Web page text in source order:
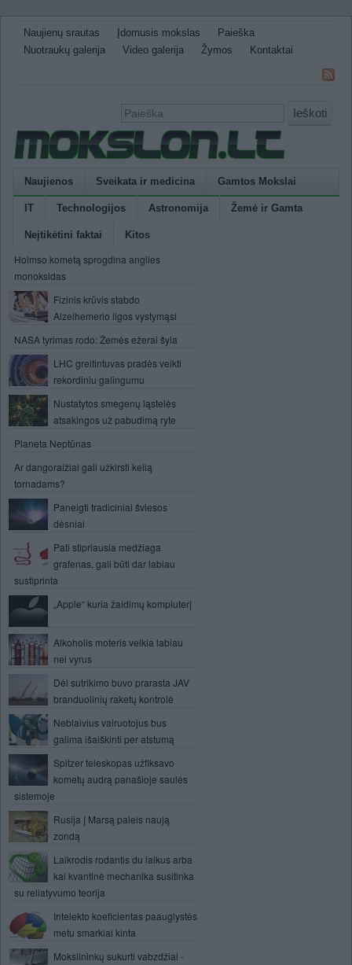
Naujienų srautas Įdomusis mokslas
Paieška
Nuotraukų galerija
Video galerija Žymos Kontaktai
Ieškoti
Naujienos Sveikata ir medicina Gamtos Mokslai
IT Technologijos Astronomija Žemė ir Gamta
Neįtikėtini faktai Kitos
Holmso kometą sprogdina anglies
monoksidas
Fizinis krūvis stabdo
Alzeihemerio ligos vystymąsi
NASA tyrimas rodo: Žemės ežerai šyla
LHC greitintuvas pradės veikti
rekordiniu galingumu
Nustatytos smegenų ląstelės
atsakingos už pabudimą ryte
Planeta Neptūnas
Ar dangoraižiai gali užkirsti kelią
tornadams?
Paneigti tradiciniai šviesos
dėsniai
Pati stipriausia medžiaga
grafenas, gali būti dar labiau
sustiprinta
„Apple“ kuria žaidimų kompiuterį
Alkoholis moteris veikia labiau
nei vyrus
Dėl sutrikimo buvo prarasta JAV
branduolinių raketų kontrolė
Neblaivius vairuotojus bus
galima išaiškinti per atstumą
Spitzer teleskopas užfiksavo
kometų audrą panašioje saulės
sistemoje
Rusija į Marsą paleis naują
zondą
Laikrodis rodantis du laikus arba
kai kvantinė mechanika susitinka
su reliatyvumo teorija
Intelekto koeficientas paauglystės
metu smarkiai kinta
Mokslininkų sukurti vabzdžiai -